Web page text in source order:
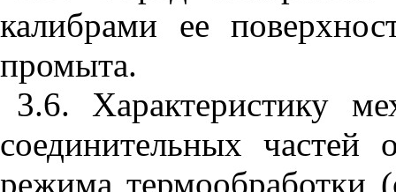
калибрами ее
промыта.
3.6. Характеристику
соединительных
режима термообработки